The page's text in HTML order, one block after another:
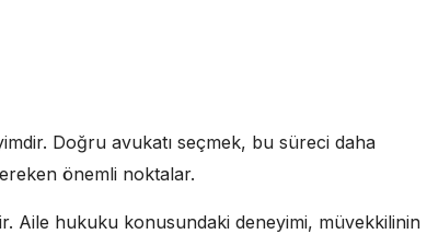
Doğru avukatı seçmek, bu süreci daha
önemli noktalar.
Aile hukuku konusundaki deneyimi, müvekkilinin